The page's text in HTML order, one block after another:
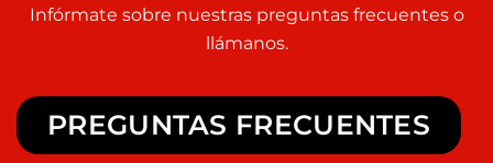
Infórmate sobre nuestras preguntas frecuentes o
llámanos.
PREGUNTAS FRECUENTES